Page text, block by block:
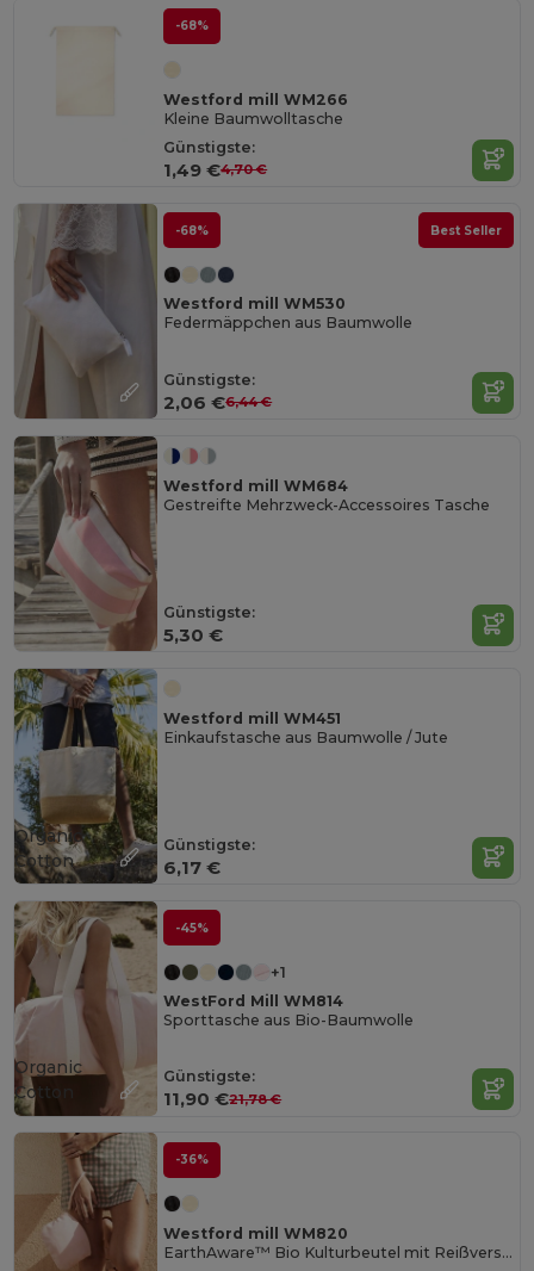
-68%
Westford mill WM266
Kleine Baumwolltasche
Günstigste:
1,49 €4,70 €
-68% Best Seller
Westford mill WM530
Federmäppchen aus Baumwolle
Günstigste:
2,06 €6,44 €
Westford mill WM684
Gestreifte Mehrzweck-Accessoires Tasche
Günstigste:
5,30 €
Westford mill WM451
Einkaufstasche aus Baumwolle / Jute
Günstigste:
6,17 €
Organic
Cotton
-45%
+1
WestFord Mill WM814
Sporttasche aus Bio-Baumwolle
Günstigste:
11,90 €21,78 €
Organic
Cotton
-36%
Westford mill WM820
EarthAware™ Bio Kulturbeutel mit Reißverschluss